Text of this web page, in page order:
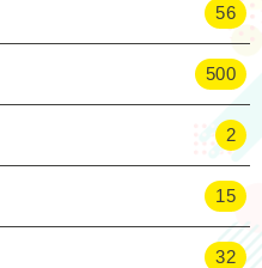
56
500
2
15
32